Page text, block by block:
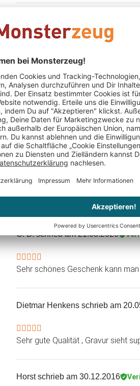
alles ok
Bernd Bergmannschrieb am
Die Qualität der Ware hat mich
Svetiksschrieb am 06.03.2021
Das ist ein schönes Erinnerung
C. B.schrieb am 21.08.2020
Sehr schönes Geschenk kann
Dietmar Henkens schrieb am
Sehr gute Qualität , Gravur sieht
Horstschrieb am 30.12.2016